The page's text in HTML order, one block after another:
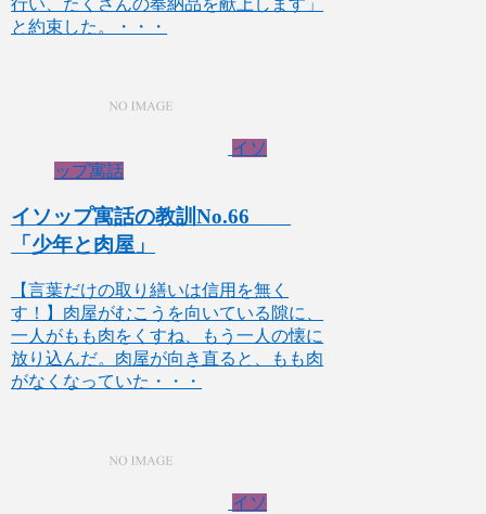
と約束した。・・・
イソ
ップ寓話
イソップ寓話の教訓No.66
「少年と肉屋」
【言葉だけの取り繕いは信用を無く
す！】肉屋がむこうを向いている隙に、
一人がもも肉をくすね、もう一人の懐に
放り込んだ。肉屋が向き直ると、もも肉
がなくなっていた・・・
イソ